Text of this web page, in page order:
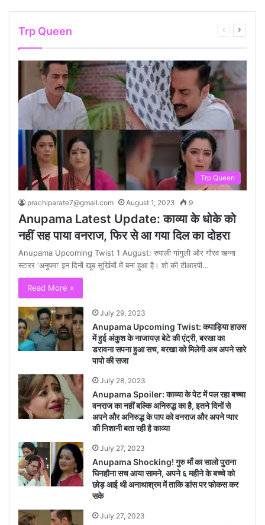
Trp Queen
Previous
Next
Trp Queen
prachiparate7@gmail.com August 1, 2023 9
Anupama Latest Update: काव्या के धोके को
नहीं सह पाया वनराज, फिर से आ गया दिल का दोहरा
Anupama Upcoming Twist 1 August: रुपाली गांगुली और गौरव खन्ना
स्टारर ‘अनुपमा’ इन दिनों खूब सुर्खियों में बना हुआ है। शो की टीआरपी…
Read More »
July 29, 2023
Anupama Upcoming Twist: कपाड़िया हाउस
में हुई अंकुश के नाजायज़ बेटे की एंट्री, बरखा का
डरावना सपना हुआ सच, बरखा को मिलेगी अब अपने सारे
पापो की सजा
July 28, 2023
Anupama Spoiler: काव्या के पेट में पल रहा बच्चा
वनराज का नहीं बल्कि अनिरुद्ध का है, इतने दिनों से
अपने और अनिरुद्ध के पाप को वनराज और अपने प्यार
की निशानी बता रही है काव्या
July 27, 2023
Anupama Shocking! गुरु माँ का सालो पुराना
घिनहौना सच आया सामने, अपने ६ महीने के बच्चे को
छोड़ आई थी अनाथाश्रम में ताकि डांस पर फोकस कर
सके
July 27, 2023